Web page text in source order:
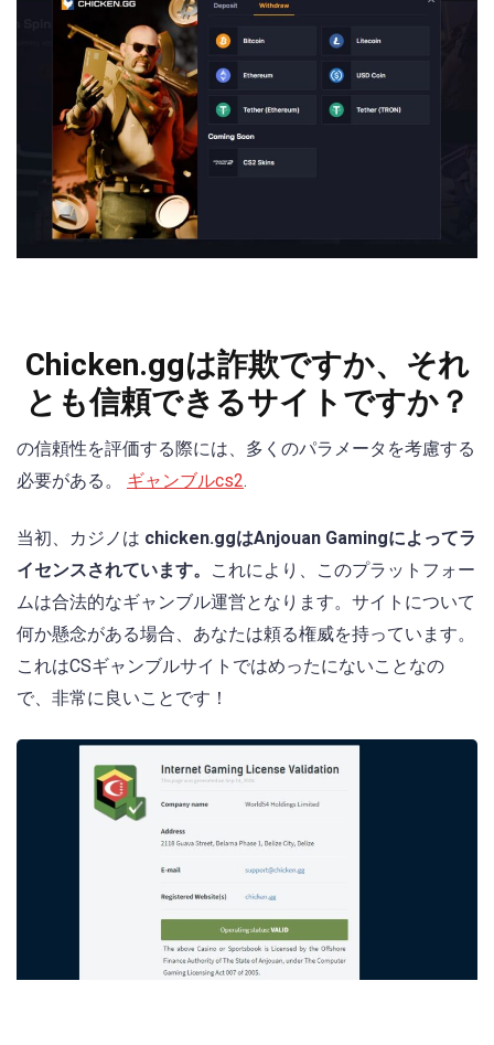
Chicken.ggは詐欺ですか、それ
とも信頼できるサイトですか？
の信頼性を評価する際には、多くのパラメータを考慮する
必要がある。 ギャンブルcs2.
当初、カジノは chicken.ggはAnjouan Gamingによってラ
イセンスされています。
これにより、このプラットフォー
ムは合法的なギャンブル運営となります。サイトについて
何か懸念がある場合、あなたは頼る権威を持っています。
これはCSギャンブルサイトではめったにないことなの
で、非常に良いことです！